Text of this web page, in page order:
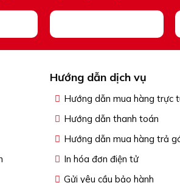
Hướng dẫn dịch vụ
Hướng dẫn mua hàng trực
Hướng dẫn thanh toán
Hướng dẫn mua hàng trả
In hóa đơn điện tử
Gửi yêu cầu bảo hành